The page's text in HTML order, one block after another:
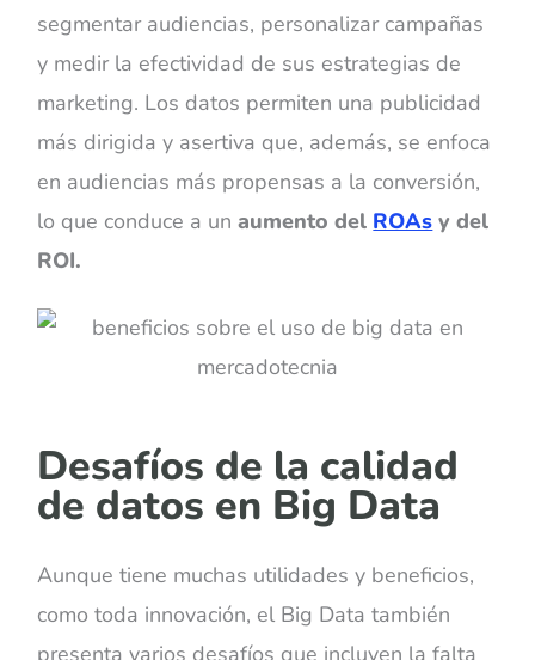
segmentar audiencias, personalizar campañas
y medir la efectividad de sus estrategias de
marketing. Los datos permiten una publicidad
más dirigida y asertiva que, además, se enfoca
en audiencias más propensas a la conversión,
lo que conduce a unaumento del ROAs y del
ROI.
Desafíos de la calidad
de datos en Big Data
Aunque tiene muchas utilidades y beneficios,
como toda innovación, el Big Data también
presenta varios desafíos que incluyen la falta